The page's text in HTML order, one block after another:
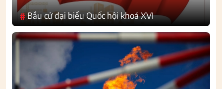
#Bầu cử đại biểu Quốc hội khoá XVI